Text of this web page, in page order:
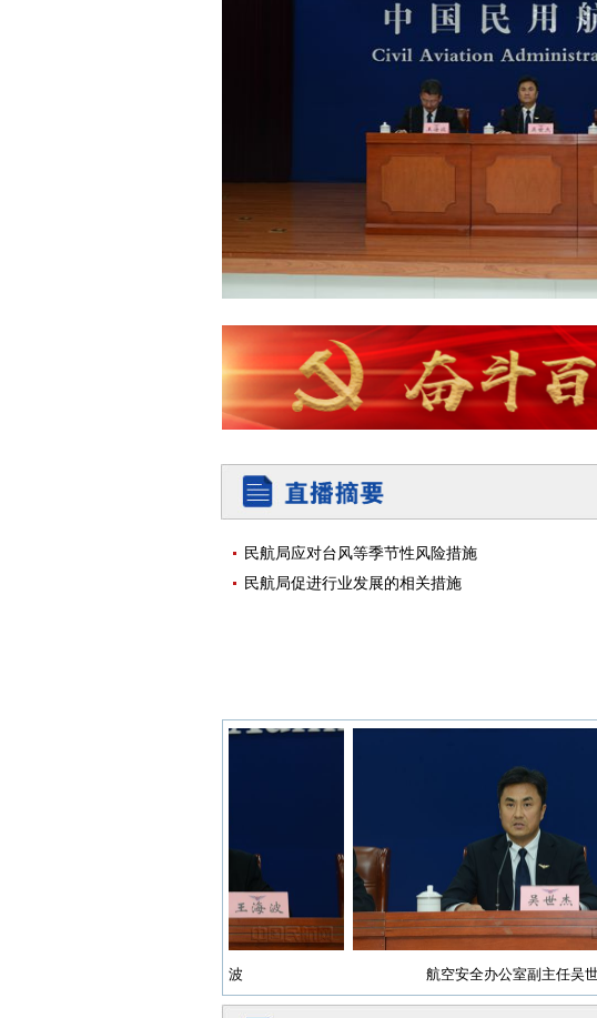
民航局应对台风等季节性风险措施
民航局促进行业发展的相关措施
航空安全办公室副主任吴世杰